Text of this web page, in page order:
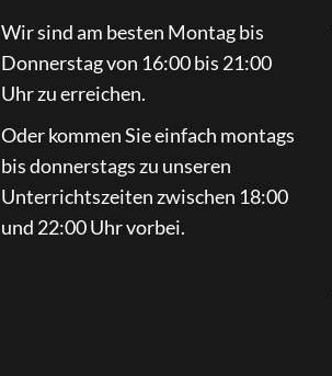
Wir sind am besten Montag bis
Donnerstag von 16:00 bis 21:00
Uhr zu erreichen.
Oder kommen Sie einfach montags
bis donnerstags zu unseren
Unterrichtszeiten zwischen 18:00
und 22:00 Uhr vorbei.